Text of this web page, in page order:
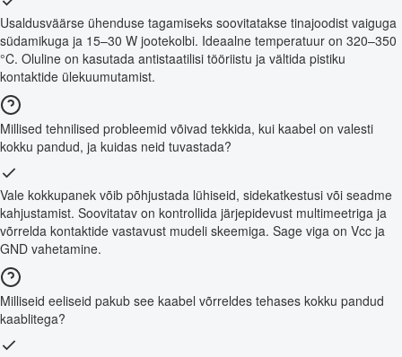
Usaldusväärse ühenduse tagamiseks soovitatakse tinajoodist vaiguga
südamikuga ja 15–30 W jootekolbi. Ideaalne temperatuur on 320–350
°C. Oluline on kasutada antistaatilisi tööriistu ja vältida pistiku
kontaktide ülekuumutamist.
Millised tehnilised probleemid võivad tekkida, kui kaabel on valesti
kokku pandud, ja kuidas neid tuvastada?
Vale kokkupanek võib põhjustada lühiseid, sidekatkestusi või seadme
kahjustamist. Soovitatav on kontrollida järjepidevust multimeetriga ja
võrrelda kontaktide vastavust mudeli skeemiga. Sage viga on Vcc ja
GND vahetamine.
Milliseid eeliseid pakub see kaabel võrreldes tehases kokku pandud
kaablitega?